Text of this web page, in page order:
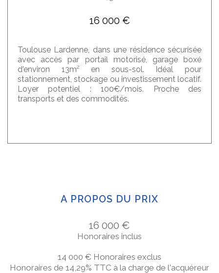
16 000 €
Toulouse Lardenne, dans une résidence sécurisée
avec accès par portail motorisé, garage boxé
d'environ 13m² en sous-sol. Idéal pour
stationnement, stockage ou investissement locatif.
Loyer potentiel : 100€/mois. Proche des
transports et des commodités.
A PROPOS DU PRIX
16 000 €
Honoraires inclus
14 000 € Honoraires exclus
Honoraires de 14,29% TTC à la charge de l'acquéreur